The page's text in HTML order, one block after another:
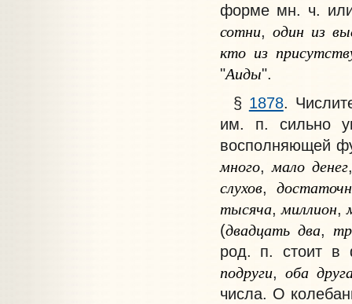
форме мн. ч. или
сотни, один из
кто из
"Аиды".
§ 1878.
им. п. сильно
восполняющей
много,мало денег
слухов,
тысяча,миллион,
(двадцать два,
род. п. стоит
подруги, оба
числа. О